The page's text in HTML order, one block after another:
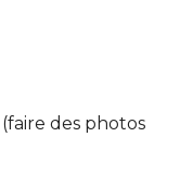
des photos